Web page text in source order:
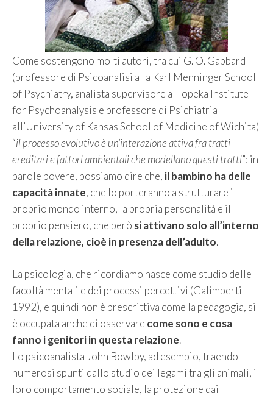
Come sostengono molti autori, tra cui G. O. Gabbard
(professore di Psicoanalisi alla Karl Menninger School
of Psychiatry, analista supervisore al Topeka Institute
for Psychoanalysis e professore di Psichiatria
all’University of Kansas School of Medicine of Wichita)
“il processo evolutivo è un’interazione attiva fra tratti
ereditari e fattori ambientali che modellano questi tratti”: in
parole povere, possiamo dire che, il bambino ha delle
capacità innate, che lo porteranno a strutturare il
proprio mondo interno, la propria personalità e il
proprio pensiero, che però si attivano solo all’interno
della relazione, cioè in presenza dell’adulto.
La psicologia, che ricordiamo nasce come studio delle
facoltà mentali e dei processi percettivi (Galimberti –
1992), e quindi non è prescrittiva come la pedagogia, si
è occupata anche di osservare come sono e cosa
fanno i genitori in questa relazione.
Lo psicoanalista John Bowlby, ad esempio, traendo
numerosi spunti dallo studio dei legami tra gli animali, il
loro comportamento sociale, la protezione dai